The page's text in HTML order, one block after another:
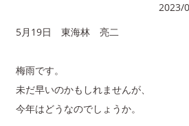
2023/
5月19日 東海林 亮二
梅雨です。
未だ早いのかもしれませんが、
今年はどうなのでしょうか。